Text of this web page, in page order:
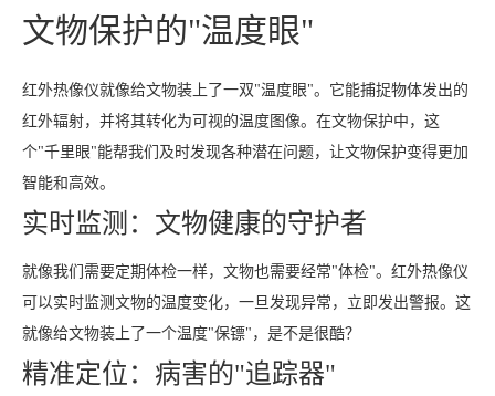
文物保护的"温度眼"
红外热像仪就像给文物装上了一双"温度眼"。它能捕捉物体发出的
红外辐射，并将其转化为可视的温度图像。在文物保护中，这
个"千里眼"能帮我们及时发现各种潜在问题，让文物保护变得更加
智能和高效。
实时监测：文物健康的守护者
就像我们需要定期体检一样，文物也需要经常"体检"。红外热像仪
可以实时监测文物的温度变化，一旦发现异常，立即发出警报。这
就像给文物装上了一个温度"保镖"，是不是很酷？
精准定位：病害的"追踪器"